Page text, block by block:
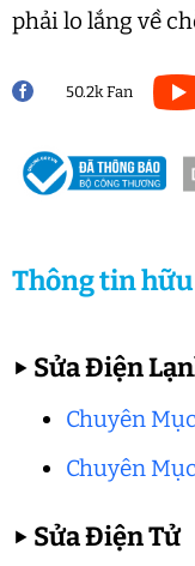
phải lo lắng về
50.2k Fan
Thông tin
▶ Sửa Điện
Chuyên
Chuyên
▶ Sửa Điện Tử